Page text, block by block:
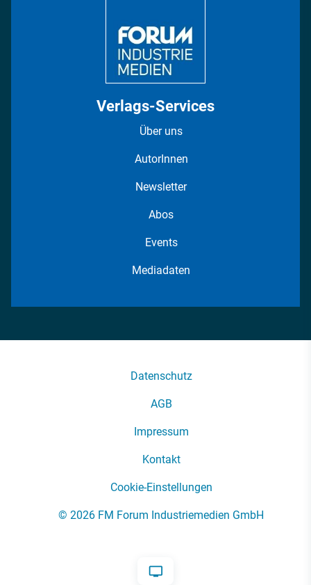
Verlags-Services
Über uns
AutorInnen
Newsletter
Abos
Events
Mediadaten
Datenschutz
AGB
Impressum
Kontakt
Cookie-Einstellungen
© 2026 FM Forum Industriemedien GmbH